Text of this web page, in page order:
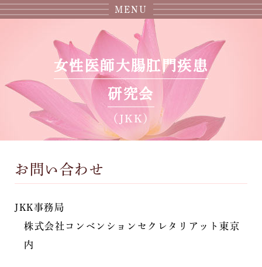
MENU
女性医師大腸肛門疾患
研究会
（JKK）
お問い合わせ
JKK事務局
株式会社コンベンションセクレタリアット東京
内